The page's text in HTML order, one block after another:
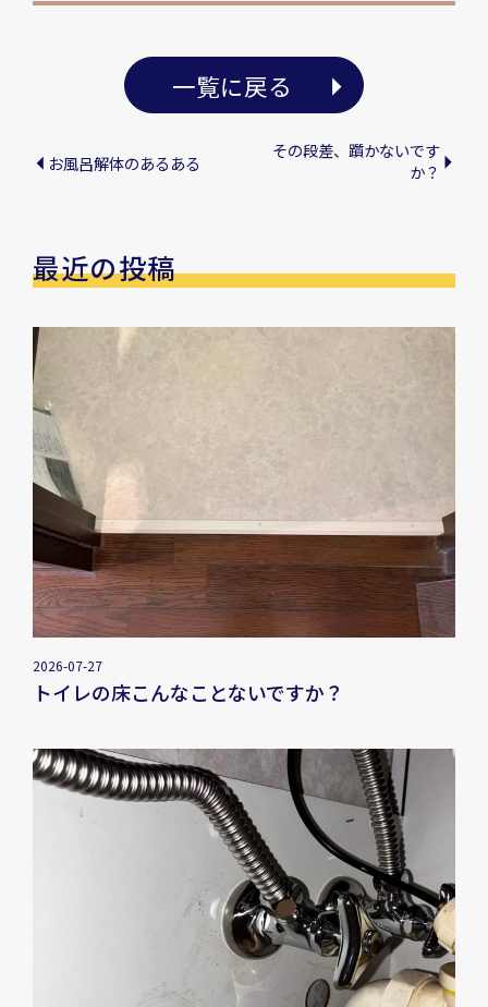
一覧に戻る
お風呂解体のあるある
その段差、躓かないです
か？
最近の投稿
2026-07-27
トイレの床こんなことないですか？